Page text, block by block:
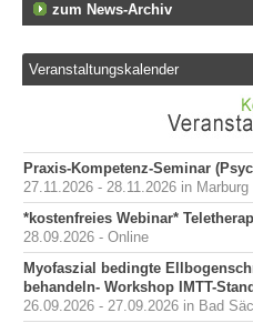
zum News-Archiv
Veranstaltungskalender
Praxis-Kompetenz-Seminar
27.11.2026 - 28.11.2026 in Marburg
*kostenfreies Webinar*
28.09.2026 - Online
Myofaszial bedingte
behandeln- Workshop IMTT-
26.09.2026 - 27.09.2026 in Bad